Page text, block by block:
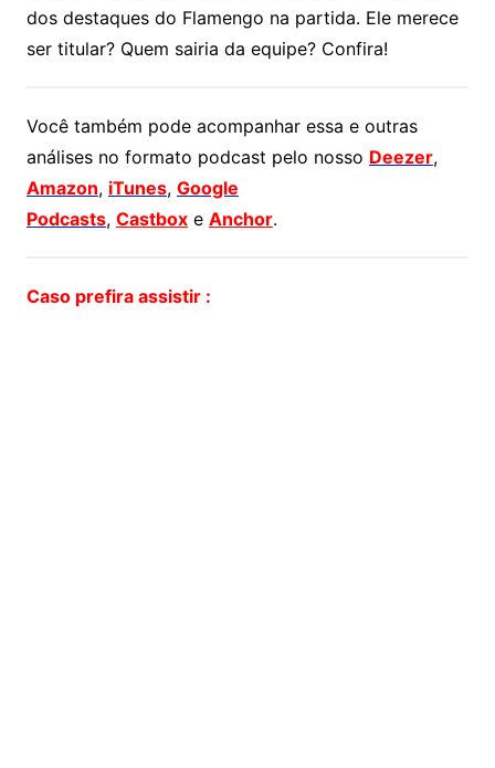
dos destaques do Flamengo na partida. Ele merece
ser titular? Quem sairia da equipe? Confira!
Você também pode acompanhar essa e outras
análises no formato podcast pelo nosso Deezer,
Amazon, iTunes, Google
Podcasts, Castboxe Anchor.
Caso prefira assistir :